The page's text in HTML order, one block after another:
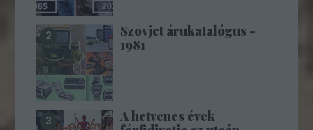
Szovjet árukatalógus -
1981
A hetvenes évek